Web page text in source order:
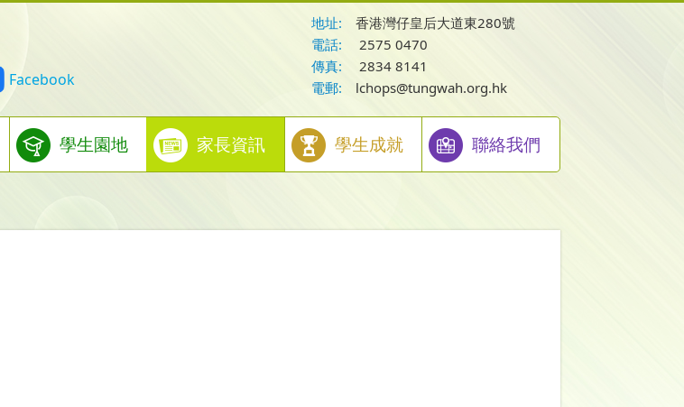
Facebook
地址:
香港灣仔皇后大道東280號
電話:
2575 0470
傳真:
2834 8141
電郵:
lchops@tungwah.org.hk
學生園地 家長資訊 學生成就 聯絡我們